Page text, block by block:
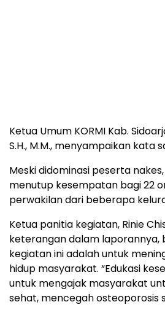
Ketua Umum KORMI Kab.
S.H., M.M., menyampaikan kata
Meski didominasi peserta
menutup kesempatan bagi 22
perwakilan dari beberapa
Ketua panitia kegiatan, Rinie
keterangan dalam laporannya,
kegiatan ini adalah untuk
hidup masyarakat. “Edukasi
untuk mengajak masyarakat
sehat, mencegah osteoporosis